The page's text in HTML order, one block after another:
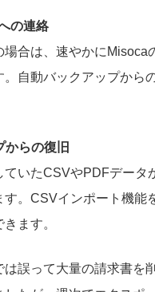
の連絡
場合は、速やかにMisoca
。自動バックアップから
からの復旧
ていたCSVやPDFデータ
す。CSVインポート機能
ます。
誤って大量の請求書を